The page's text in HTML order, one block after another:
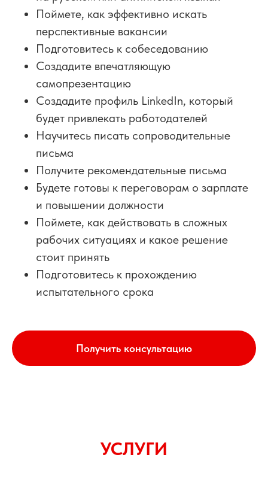
Поймете, как эффективно искать
перспективные вакансии
Подготовитесь к собеседованию
Создадите впечатляющую
самопрезентацию
Создадите профиль LinkedIn, который
будет привлекать работодателей
Научитесь писать сопроводительные
письма
Получите рекомендательные письма
Будете готовы к переговорам о зарплате
и повышении должности
Поймете, как действовать в сложных
рабочих ситуациях и какое решение
стоит принять
Подготовитесь к прохождению
испытательного срока
Получить консультацию
УСЛУГИ